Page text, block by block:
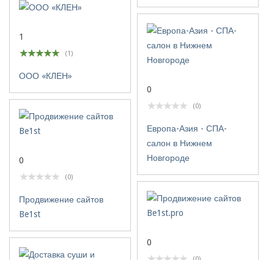
1
(1)
ООО «КЛЕН»
0
(0)
Европа-Азия - СПА-
салон в Нижнем
Новгороде
0
(0)
Продвижение сайтов
Be1st
0